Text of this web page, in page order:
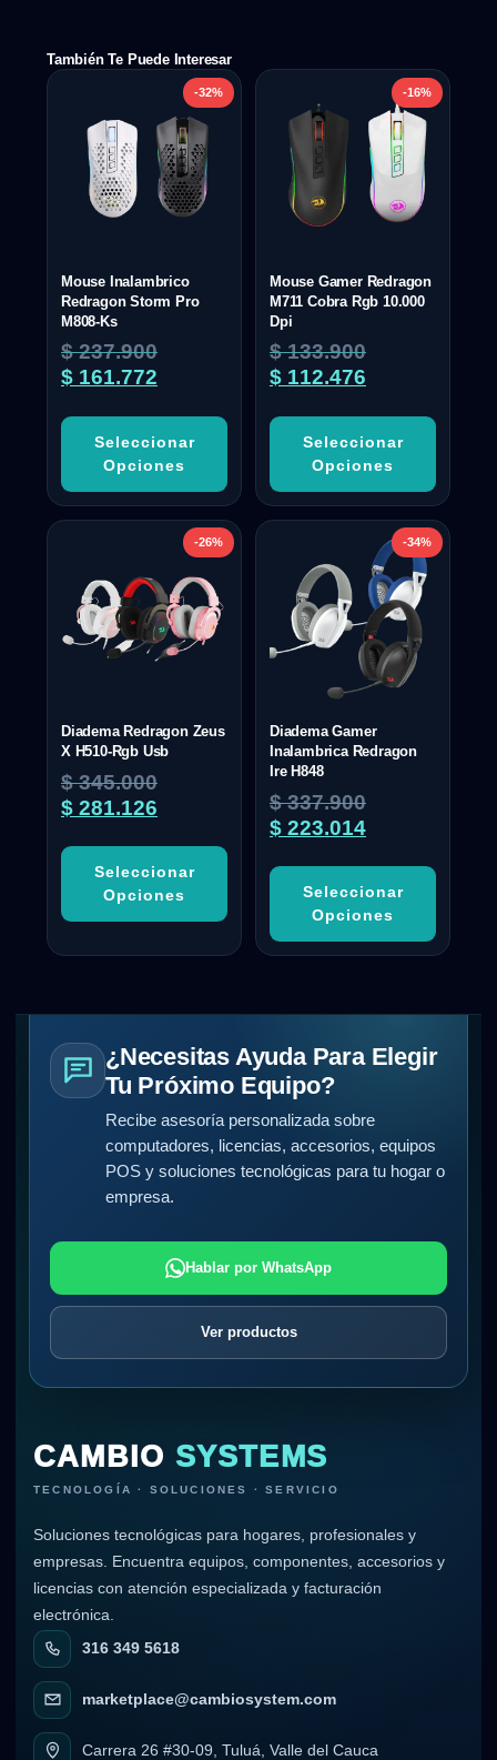
También Te Puede Interesar
-32%
Mouse Inalambrico
Redragon Storm Pro
M808-Ks
$237.900
$ 161.772
Seleccionar
Opciones
-16%
Mouse Gamer Redragon
M711 Cobra Rgb 10.000
Dpi
$133.900
$ 112.476
Seleccionar
Opciones
-26%
Diadema Redragon Zeus
X H510-Rgb Usb
$345.000
$ 281.126
Seleccionar
Opciones
-34%
Diadema Gamer
Inalambrica Redragon
Ire H848
$337.900
$ 223.014
Seleccionar
Opciones
¿Necesitas Ayuda Para Elegir
Tu Próximo Equipo?
Recibe asesoría personalizada sobre
computadores, licencias, accesorios, equipos
POS y soluciones tecnológicas para tu hogar o
empresa.
Hablar por WhatsApp
Ver productos
CAMBIO SYSTEMS
TECNOLOGÍA · SOLUCIONES · SERVICIO
Soluciones tecnológicas para hogares, profesionales y
empresas. Encuentra equipos, componentes, accesorios y
licencias con atención especializada y facturación
electrónica.
316 349 5618
marketplace@cambiosystem.com
Carrera 26 #30-09, Tuluá, Valle del Cauca